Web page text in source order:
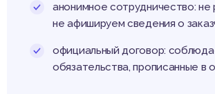
анонимное сотрудничество: не
не афишируем сведения о
официальный договор:
обязательства, прописанные в